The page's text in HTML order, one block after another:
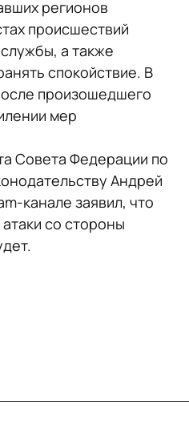
регионов
происшествий
а также
спокойствие. В
произошедшего
мер
Совета Федерации по
Андрей
канале заявил, что
со стороны